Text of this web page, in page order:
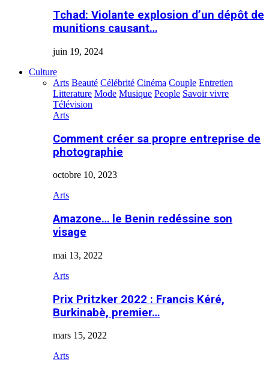
Tchad: Violante explosion d’un dépôt de
munitions causant…
juin 19, 2024
Culture
Arts Beauté Célébrité Cinéma Couple Entretien
Litterature Mode Musique People Savoir vivre
Télévision
Arts
Comment créer sa propre entreprise de
photographie
octobre 10, 2023
Arts
Amazone… le Benin redéssine son
visage
mai 13, 2022
Arts
Prix Pritzker 2022 : Francis Kéré,
Burkinabè, premier…
mars 15, 2022
Arts